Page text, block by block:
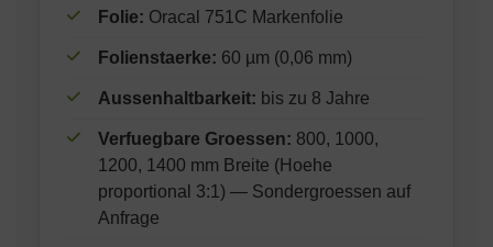
Folie: Oracal 751C Markenfolie
Folienstaerke: 60 µm (0,06 mm)
Aussenhaltbarkeit: bis zu 8 Jahre
Verfuegbare Groessen: 800, 1000,
1200, 1400 mm Breite (Hoehe
proportional 3:1) — Sondergroessen auf
Anfrage